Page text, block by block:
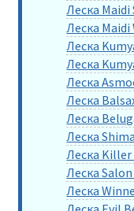
Леска Maidi
Леска Maidi
Леска
Леска
Леска
Леска
Леска
Леска
Леска Killer
Леска
Леска